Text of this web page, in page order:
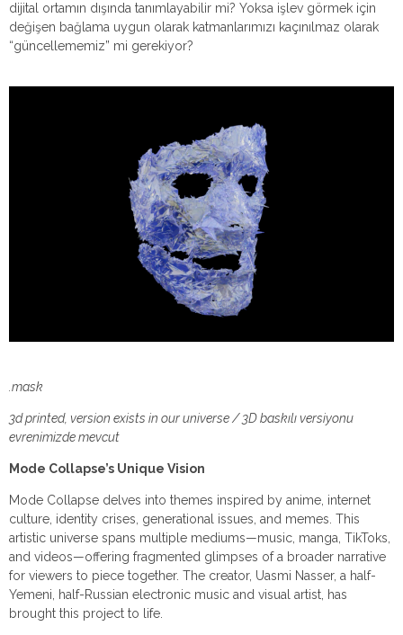
dijital ortamın dışında tanımlayabilir mi? Yoksa işlev görmek için
değişen bağlama uygun olarak katmanlarımızı kaçınılmaz olarak
“güncellememiz” mi gerekiyor?
.mask
3d printed, version exists in our universe / 3D baskılı versiyonu
evrenimizde mevcut
Mode Collapse’s Unique Vision
Mode Collapse delves into themes inspired by anime, internet
culture, identity crises, generational issues, and memes. This
artistic universe spans multiple mediums—music, manga, TikToks,
and videos—offering fragmented glimpses of a broader narrative
for viewers to piece together. The creator, Uasmi Nasser, a half-
Yemeni, half-Russian electronic music and visual artist, has
brought this project to life.